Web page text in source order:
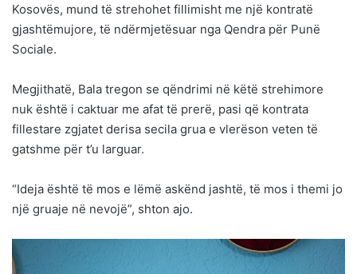
Kosovës, mund të strehohet fillimisht me një kontratë
gjashtëmujore, të ndërmjetësuar nga Qendra për Punë
Sociale.
Megjithatë, Bala tregon se qëndrimi në këtë strehimore
nuk është i caktuar me afat të prerë, pasi që kontrata
fillestare zgjatet derisa secila grua e vlerëson veten të
gatshme për t’u larguar.
“Ideja është të mos e lëmë askënd jashtë, të mos i themi jo
një gruaje në nevojë”, shton ajo.